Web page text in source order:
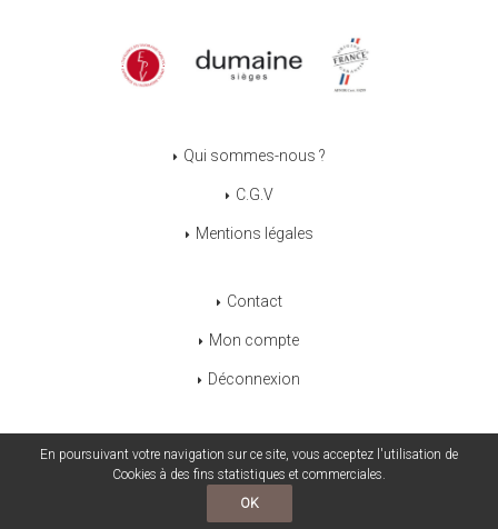
Qui sommes-nous ?
C.G.V
Mentions légales
Contact
Mon compte
Déconnexion
POWERED BY YPROXIMITÉ / STORE FACTORY
En poursuivant votre navigation sur ce site, vous acceptez l'utilisation de
Cookies à des fins statistiques et commerciales.
OK
Contactez-nous 05.45.39.97.97